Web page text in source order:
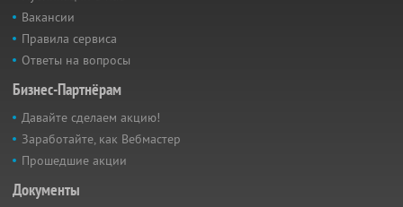
Вакансии
Правила сервиса
Ответы на вопросы
Бизнес-Партнёрам
Давайте сделаем акцию!
Заработайте, как Вебмастер
Прошедшие акции
Документы